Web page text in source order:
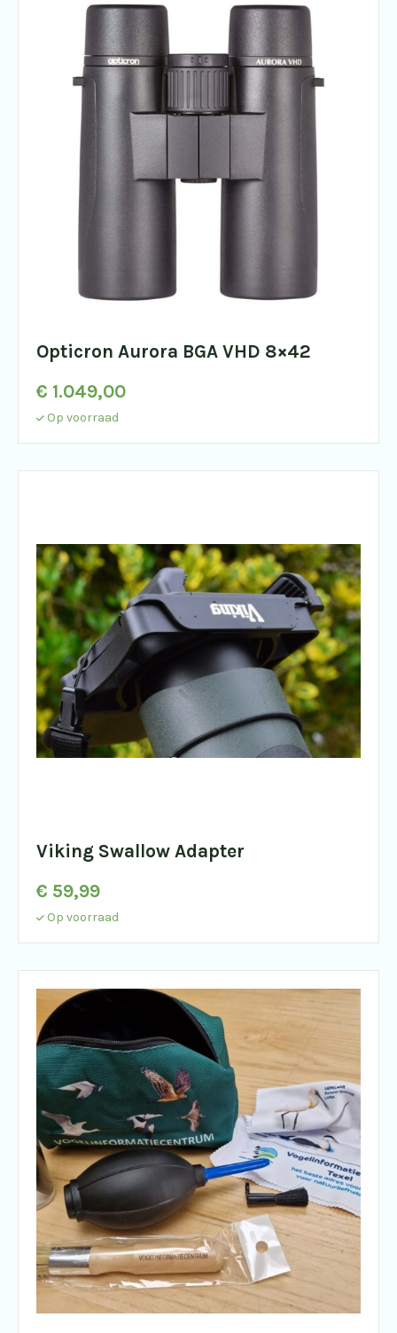
Opticron Aurora BGA VHD 8×42
€ 1.049,00
Op voorraad
Viking Swallow Adapter
€ 59,99
Op voorraad